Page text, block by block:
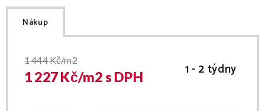
Nákup
1 444Kč/m2
1 227Kč/m2s DPH 1 - 2 týdny